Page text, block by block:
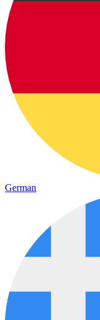
German